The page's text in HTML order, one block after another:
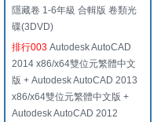
隱藏卷 1-6年級 合輯版 卷類光
碟(3DVD)
排行003 Autodesk AutoCAD
2014 x86/x64雙位元繁體中文
版 + Autodesk AutoCAD 2013
x86/x64雙位元繁體中文版 +
Autodesk AutoCAD 2012